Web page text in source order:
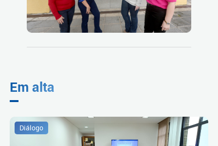
Em alta
Diálogo